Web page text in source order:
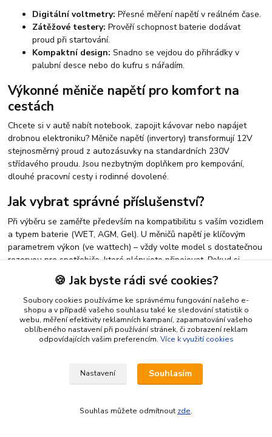
Digitální voltmetry: Přesné měření napětí v reálném čase.
Zátěžové testery: Prověří schopnost baterie dodávat
proud při startování.
Kompaktní design: Snadno se vejdou do přihrádky v
palubní desce nebo do kufru s nářadím.
Výkonné měniče napětí pro komfort na
cestách
Chcete si v autě nabít notebook, zapojit kávovar nebo napájet
drobnou elektroniku? Měniče napětí (invertory) transformují 12V
stejnosměrný proud z autozásuvky na standardních 230V
střídavého proudu. Jsou nezbytným doplňkem pro kempování,
dlouhé pracovní cesty i rodinné dovolené.
Jak vybrat správné příslušenství?
Při výběru se zaměřte především na kompatibilitu s vaším vozidlem
a typem baterie (WET, AGM, Gel). U měničů napětí je klíčovým
parametrem výkon (ve wattech) – vždy volte model s dostatečnou
rezervou pro spotřebiče, které plánujete připojovat. Pokud si
nejste jisti, náš tým odborníků vám rád poradí s výběrem ideálního
řešení pro vaše potřeby.
Často kladené otázky (FAQ)
Jaký měnič napětí potřebuji pro notebook?
Pro většinu běžných notebooků postačí měnič s trvalým výkonem
pro citlivější elektroniku.
dokonce prospěšné, protože zabraňuje sulfataci článků.
🍪 Jak byste rádi své cookies?
Soubory cookies používáme ke správnému fungování našeho e-
shopu a v případě vašeho souhlasu také ke sledování statistik o
webu, měření efektivity reklamních kampaní, zapamatování vašeho
oblíbeného nastavení při používání stránek, či zobrazení reklam
odpovídajících vašim preferencím. Více k využití cookies
Nastavení Souhlasím
Souhlas můžete odmítnout zde.